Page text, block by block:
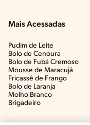
Mais Acessadas
Pudim de Leite
Bolo de Cenoura
Bolo de Fubá Cremoso
Mousse de Maracujá
Fricassê de Frango
Bolo de Laranja
Molho Branco
Brigadeiro